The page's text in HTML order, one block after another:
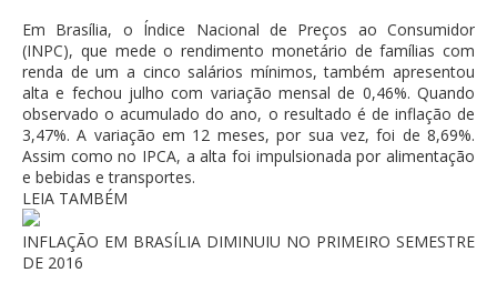
Em Brasília, o Índice Nacional de Preços ao Consumidor
(INPC), que mede o rendimento monetário de famílias com
renda de um a cinco salários mínimos, também apresentou
alta e fechou julho com variação mensal de 0,46%. Quando
observado o acumulado do ano, o resultado é de inflação de
3,47%. A variação em 12 meses, por sua vez, foi de 8,69%.
Assim como no IPCA, a alta foi impulsionada por alimentação
e bebidas e transportes.
LEIA TAMBÉM
INFLAÇÃO EM BRASÍLIA DIMINUIU NO PRIMEIRO SEMESTRE
DE 2016